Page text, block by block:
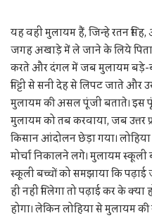
यह वही मुलायम हैं, जिन्हे रतन
जगह अखाड़े में ले जाने के लिये
करते और दंगल में जब मुलायम बड़े-
मिट्टी से सनी देह से लिपट जाते
मुलायम की असल पूंजी बताते। इस
मुलायम को तब करवाया, जब उत्तर
किसान आंदोलन छेड़ा गया।
मोर्चा निकालने लगे। मुलायम
स्कूली बच्चों को समझाया कि
ही नहीं मिलेगा तो पढ़ाई कर के क्या
होगा। लेकिन लोहिया से मुलायम